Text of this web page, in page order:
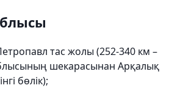
тас жолы (252-340 км –
шекарасынан Арқалық
бөлік);